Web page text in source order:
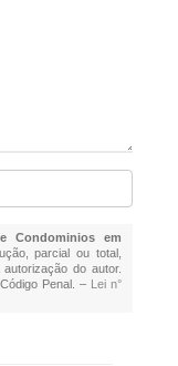
Condominios em
parcial ou total,
do autor.
Penal. – Lei n°